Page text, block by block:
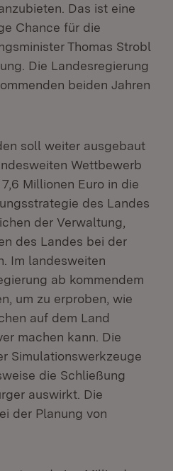
Das ist eine
Chance für die
Thomas Strobl
Die Landesregierung
beiden Jahren
soll weiter ausgebaut
Wettbewerb
Millionen Euro in die
des Landes
der Verwaltung,
des Landes bei der
Im landesweiten
ab kommendem
um zu erproben, wie
auf dem Land
machen kann. Die
Simulationswerkzeuge
die Schließung
auswirkt. Die
der Planung von